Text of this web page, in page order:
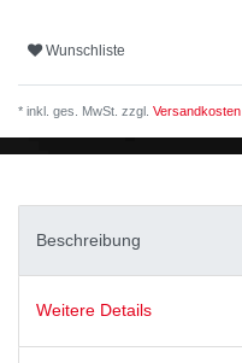
Wunschliste
* inkl. ges. MwSt. zzgl. Versandkosten
Beschreibung
Weitere Details